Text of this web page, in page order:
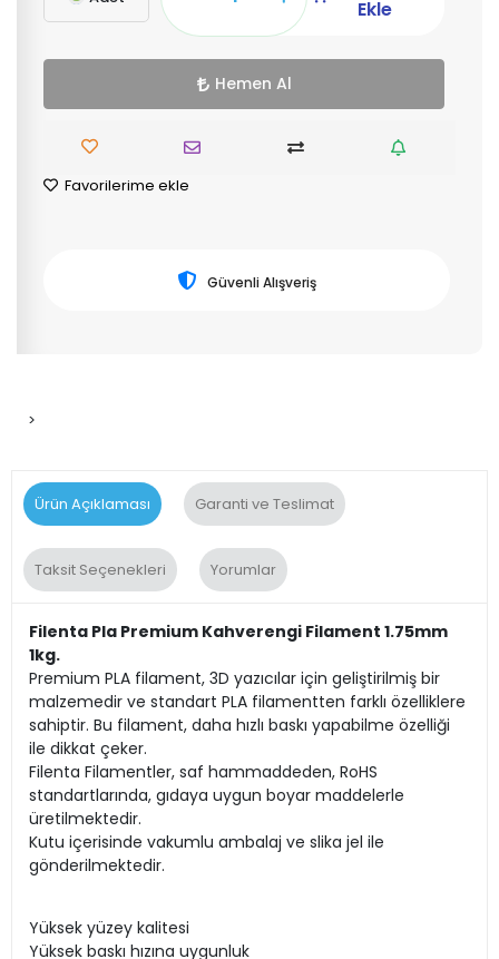
Ekle
Hemen Al
Favorilerime ekle
Güvenli Alışveriş
>
Ürün Açıklaması Garanti ve Teslimat
Taksit Seçenekleri Yorumlar
Filenta Pla Premium Kahverengi Filament 1.75mm
1kg.
Premium PLA filament, 3D yazıcılar için geliştirilmiş bir
malzemedir ve standart PLA filamentten farklı özelliklere
sahiptir. Bu filament, daha hızlı baskı yapabilme özelliği
ile dikkat çeker.
Filenta Filamentler, saf hammaddeden, RoHS
standartlarında, gıdaya uygun boyar maddelerle
üretilmektedir.
Kutu içerisinde vakumlu ambalaj ve slika jel ile
gönderilmektedir.
Yüksek yüzey kalitesi
Yüksek baskı hızına uygunluk